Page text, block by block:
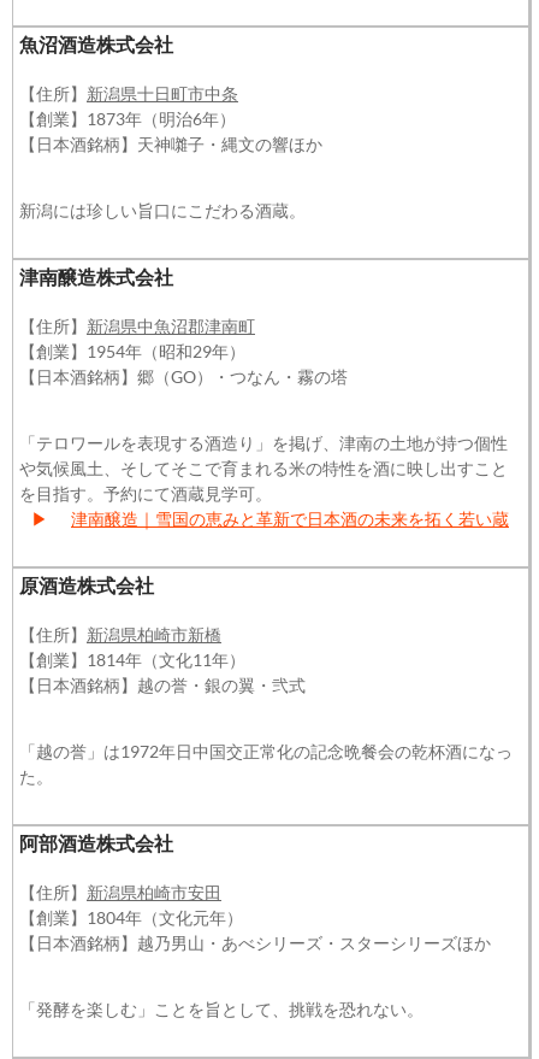
魚沼酒造株式会社
【住所】 新潟県十日町市中条
【創業】1873年（明治6年）
【日本酒銘柄】天神囃子・縄文の響ほか
新潟には珍しい旨口にこだわる酒蔵。
津南醸造株式会社
【住所】 新潟県中魚沼郡津南町
【創業】1954年（昭和29年）
【日本酒銘柄】郷（GO）・つなん・霧の塔
「テロワールを表現する酒造り」を掲げ、津南の土地が持つ個性
や気候風土、そしてそこで育まれる米の特性を酒に映し出すこと
を目指す。予約にて酒蔵見学可。
▶
津南醸造｜雪国の恵みと革新で日本酒の未来を拓く若い蔵
原酒造株式会社
【住所】 新潟県柏崎市新橋
【創業】1814年（文化11年）
【日本酒銘柄】越の誉・銀の翼・弐式
「越の誉」は1972年日中国交正常化の記念晩餐会の乾杯酒になっ
た。
阿部酒造株式会社
【住所】 新潟県柏崎市安田
【創業】1804年（文化元年）
【日本酒銘柄】越乃男山・あべシリーズ・スターシリーズほか
「発酵を楽しむ」ことを旨として、挑戦を恐れない。